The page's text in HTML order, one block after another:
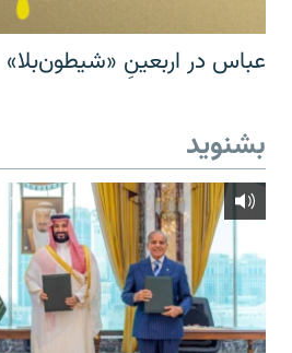
عباس در اربعینِ «شیطون‌بلا»
بشنوید